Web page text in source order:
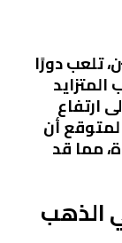
تلعب دورًا
ارتفاع
أن
مما قد
الذهب